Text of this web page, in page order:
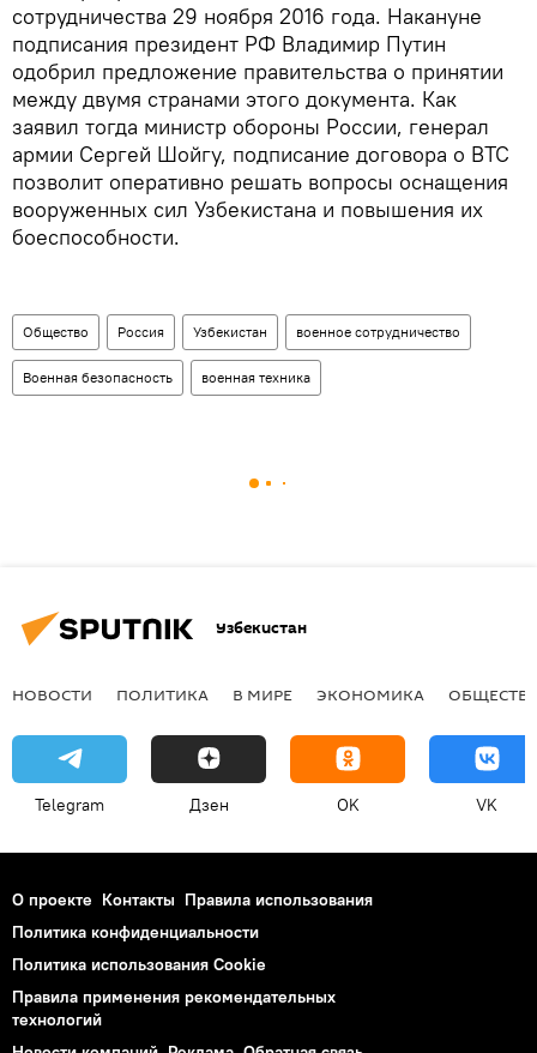
сотрудничества 29 ноября 2016 года. Накануне
подписания президент РФ Владимир Путин
одобрил предложение правительства о принятии
между двумя странами этого документа. Как
заявил тогда министр обороны России, генерал
армии Сергей Шойгу, подписание договора о ВТС
позволит оперативно решать вопросы оснащения
вооруженных сил Узбекистана и повышения их
боеспособности.
Общество Россия Узбекистан военное сотрудничество
Военная безопасность военная техника
Узбекистан
НОВОСТИ ПОЛИТИКА В МИРЕ ЭКОНОМИКА
Telegram Дзен OK VK
О проекте Контакты Правила использования
Политика конфиденциальности
Политика использования Cookie
Правила применения рекомендательных
технологий